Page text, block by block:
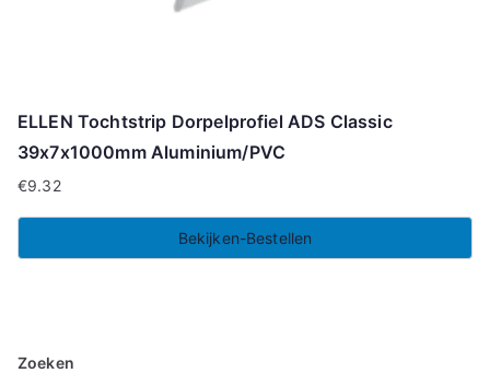
ELLEN Tochtstrip Dorpelprofiel ADS Classic
39x7x1000mm Aluminium/PVC
€9.32
Bekijken-Bestellen
Zoeken